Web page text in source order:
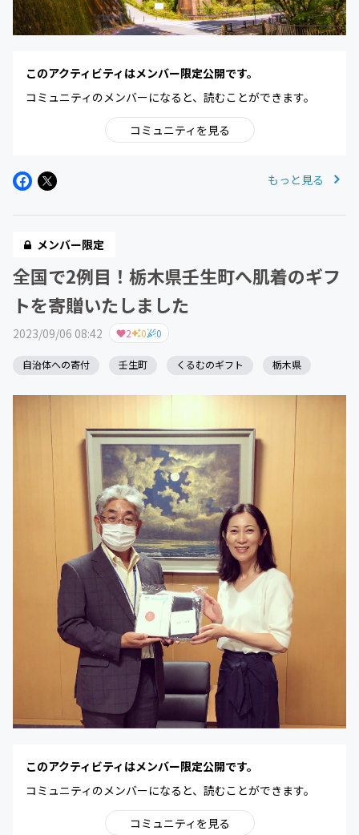
このアクティビティはメンバー限定公開です。
コミュニティのメンバーになると、読むことができます。
コミュニティを見る
もっと見る
メンバー限定
全国で2例目！栃木県壬生町へ肌着のギフ
トを寄贈いたしました
2023/09/06 08:42 2 0 0
自治体への寄付 壬生町 くるむのギフト 栃木県
このアクティビティはメンバー限定公開です。
コミュニティのメンバーになると、読むことができます。
コミュニティを見る